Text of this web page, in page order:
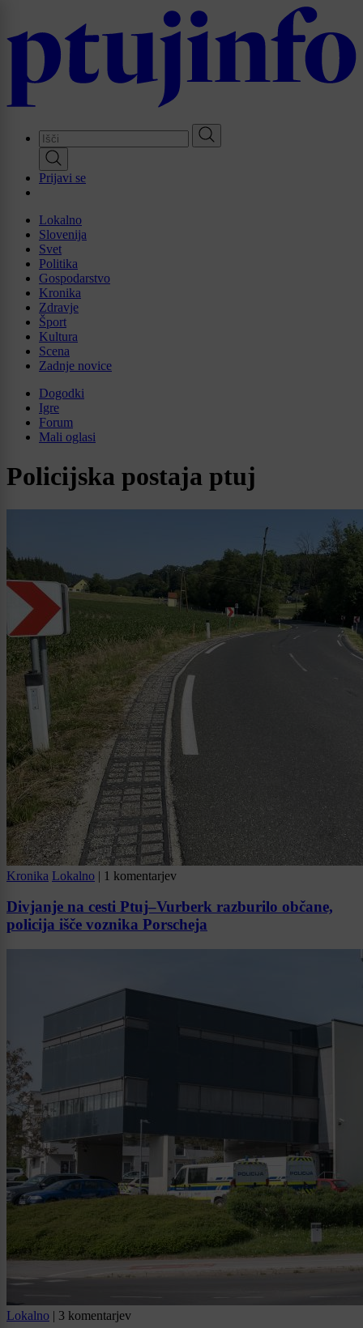
main
Prijavi se
Lokalno
Slovenija
Svet
Politika
Gospodarstvo
Kronika
Zdravje
Šport
Kultura
Scena
Zadnje novice
Dogodki
Igre
Forum
Mali oglasi
Policijska postaja ptuj
Kronika Lokalno | 1 komentarjev
Divjanje na cesti Ptuj–Vurberk razburilo občane,
policija išče voznika Porscheja
Lokalno | 3 komentarjev